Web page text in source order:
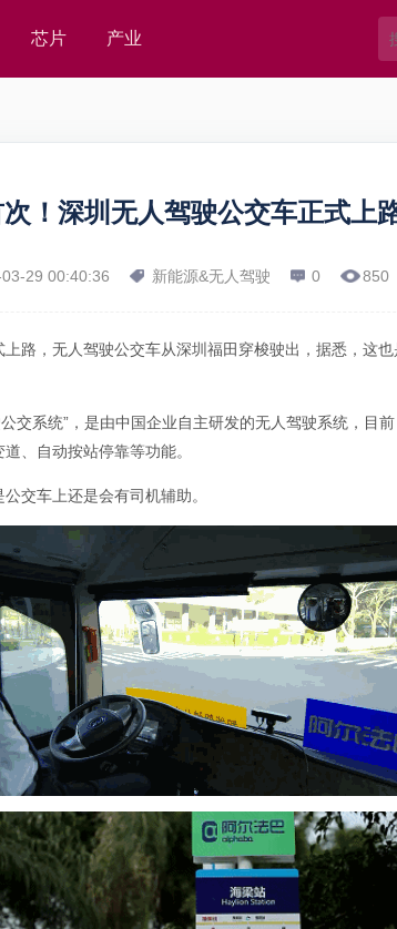
芯片 产业
！深圳无人驾驶公交车正式上
29 00:40:36 新能源&无人驾驶 0 850
路，无人驾驶公交车从深圳福田穿梭驶出，据悉，这
交系统”，是由中国企业自主研发的无人驾驶系统，目
、自动按站停靠等功能。
交车上还是会有司机辅助。